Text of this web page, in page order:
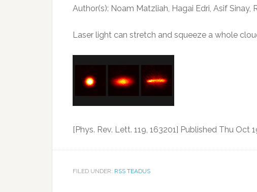
Author(s): Noam Matzliah, Hagai Edri, Asif Sinay,
Laser light can stretch and squeeze a whole
[Phys. Rev. Lett. 119, 163201] Published Thu Oct
FILED UNDER: RSS TEADUS